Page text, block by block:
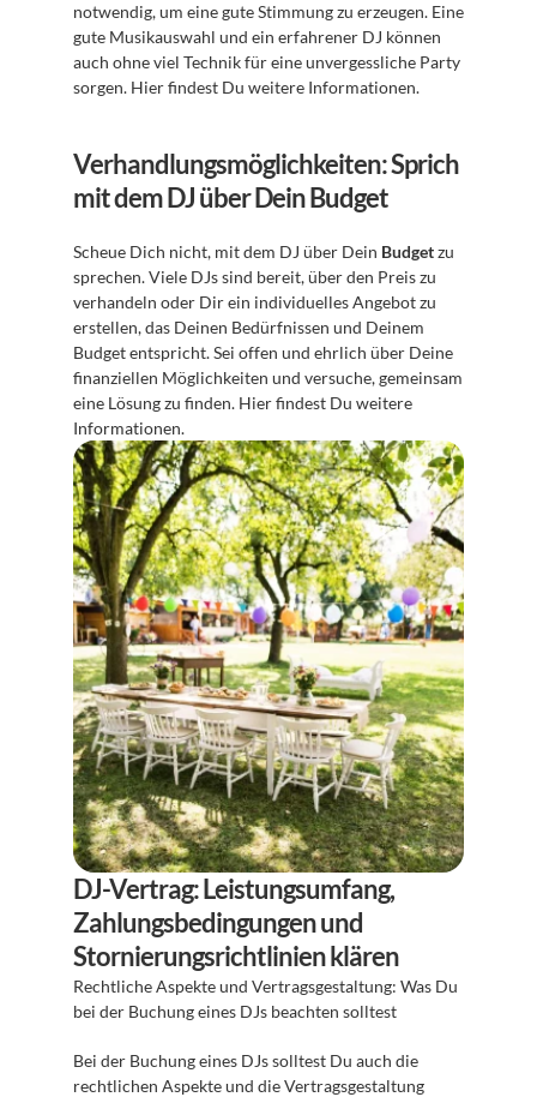
notwendig, um eine gute Stimmung zu erzeugen. Eine
gute Musikauswahl und ein erfahrener DJ können
auch ohne viel Technik für eine unvergessliche Party
sorgen. Hier findest Du weitere Informationen.
Verhandlungsmöglichkeiten: Sprich
mit dem DJ über Dein Budget
Scheue Dich nicht, mit dem DJ über Dein Budget zu
sprechen. Viele DJs sind bereit, über den Preis zu
verhandeln oder Dir ein individuelles Angebot zu
erstellen, das Deinen Bedürfnissen und Deinem
Budget entspricht. Sei offen und ehrlich über Deine
finanziellen Möglichkeiten und versuche, gemeinsam
eine Lösung zu finden. Hier findest Du weitere
Informationen.
DJ-Vertrag: Leistungsumfang,
Zahlungsbedingungen und
Stornierungsrichtlinien klären
Rechtliche Aspekte und Vertragsgestaltung: Was Du
bei der Buchung eines DJs beachten solltest
Bei der Buchung eines DJs solltest Du auch die
rechtlichen Aspekte und die Vertragsgestaltung